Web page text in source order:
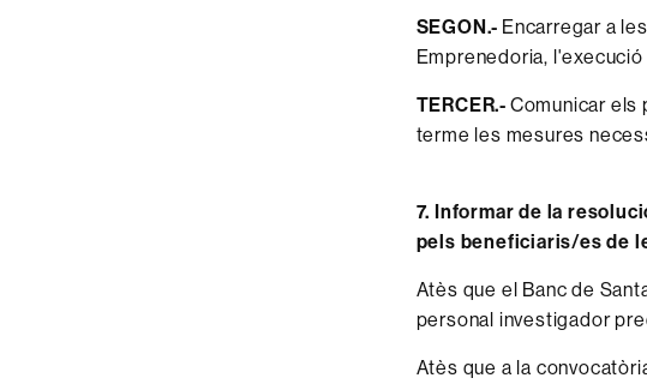
SEGON.- Encarregar a
Emprenedoria,
TERCER.- Comunicar els
terme les mesures
7. Informar de la
pels beneficiaris/es de
Atès que el Banc de
personal investigador
Atès que a la